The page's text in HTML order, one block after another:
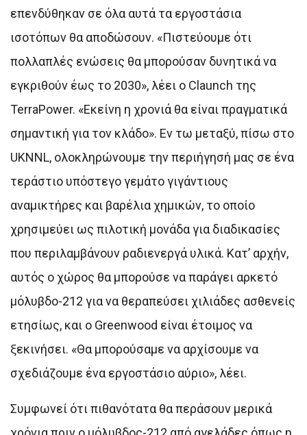
επενδύθηκαν σε όλα αυτά τα εργοστάσια
ισοτόπων θα αποδώσουν. «Πιστεύουμε ότι
πολλαπλές ενώσεις θα μπορούσαν δυνητικά να
εγκριθούν έως το 2030», λέει ο Claunch της
TerraPower. «Εκείνη η χρονιά θα είναι πραγματικά
σημαντική για τον κλάδο». Εν τω μεταξύ, πίσω στο
UKNNL, ολοκληρώνουμε την περιήγησή μας σε ένα
τεράστιο υπόστεγο γεμάτο γιγάντιους
αναμικτήρες και βαρέλια χημικών, το οποίο
χρησιμεύει ως πιλοτική μονάδα για διαδικασίες
που περιλαμβάνουν ραδιενεργά υλικά. Κατ’ αρχήν,
αυτός ο χώρος θα μπορούσε να παράγει αρκετό
μόλυβδο-212 για να θεραπεύσει χιλιάδες ασθενείς
ετησίως, και ο Greenwood είναι έτοιμος να
ξεκινήσει. «Θα μπορούσαμε να αρχίσουμε να
σχεδιάζουμε ένα εργοστάσιο αύριο», λέει.
Συμφωνεί ότι πιθανότατα θα περάσουν μερικά